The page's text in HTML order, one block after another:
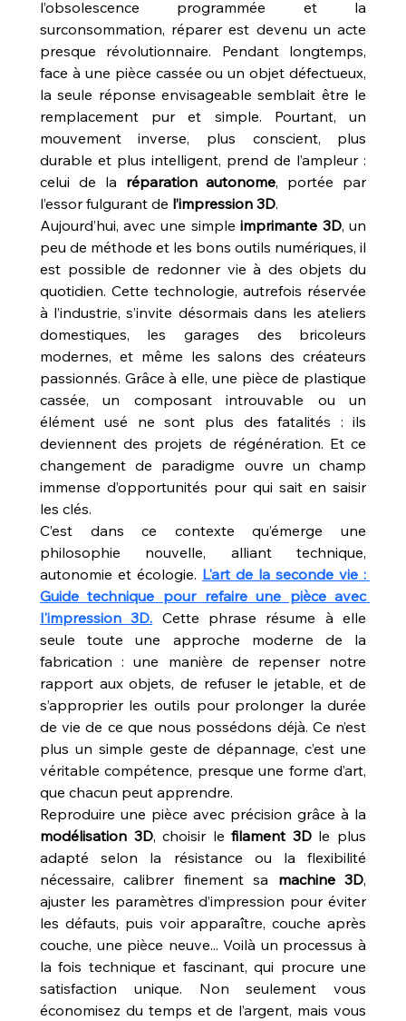
l’obsolescence programmée et la
surconsommation, réparer est devenu un acte
presque révolutionnaire. Pendant longtemps,
face à une pièce cassée ou un objet défectueux,
la seule réponse envisageable semblait être le
remplacement pur et simple. Pourtant, un
mouvement inverse, plus conscient, plus
durable et plus intelligent, prend de l’ampleur :
celui de la réparation autonome, portée par
l’essor fulgurant de l’impression 3D.
Aujourd’hui, avec une simple imprimante 3D, un
peu de méthode et les bons outils numériques, il
est possible de redonner vie à des objets du
quotidien. Cette technologie, autrefois réservée
à l’industrie, s’invite désormais dans les ateliers
domestiques, les garages des bricoleurs
modernes, et même les salons des créateurs
passionnés. Grâce à elle, une pièce de plastique
cassée, un composant introuvable ou un
élément usé ne sont plus des fatalités : ils
deviennent des projets de régénération. Et ce
changement de paradigme ouvre un champ
immense d’opportunités pour qui sait en saisir
les clés.
C’est dans ce contexte qu’émerge une
philosophie nouvelle, alliant technique,
autonomie et écologie. L'art de la seconde vie :
Guide technique pour refaire une pièce avec
l'impression 3D. Cette phrase résume à elle
seule toute une approche moderne de la
fabrication : une manière de repenser notre
rapport aux objets, de refuser le jetable, et de
s’approprier les outils pour prolonger la durée
de vie de ce que nous possédons déjà. Ce n’est
plus un simple geste de dépannage, c’est une
véritable compétence, presque une forme d’art,
que chacun peut apprendre.
modélisation 3D, choisir le filament 3D le plus
adapté selon la résistance ou la flexibilité
nécessaire, calibrer finement sa machine 3D,
ajuster les paramètres d’impression pour éviter
les défauts, puis voir apparaître, couche après
couche, une pièce neuve... Voilà un processus à
la fois technique et fascinant, qui procure une
satisfaction unique. Non seulement vous
économisez du temps et de l’argent, mais vous